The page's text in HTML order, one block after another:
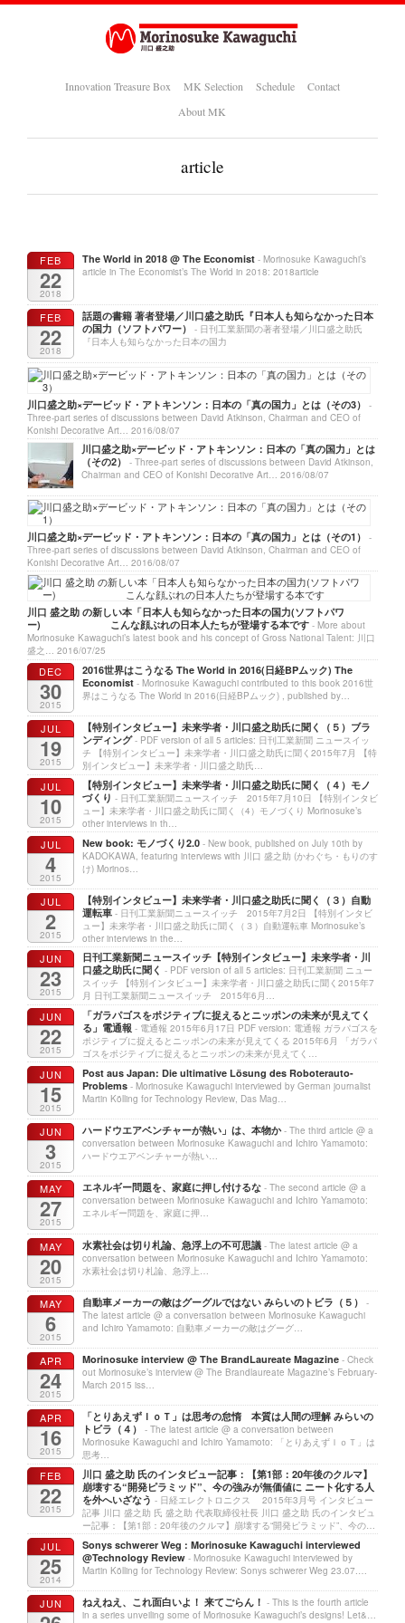
Innovation Treasure Box MK Selection Schedule
Contact
About MK
article
FEB
22
2018
The World in 2018 @ The Economist - Morinosuke Kawaguchi’s
article in The Economist’s The World in 2018: 2018article
FEB
22
2018
話題の書籍 著者登場／川口盛之助氏『日本人も知らなかった日本
の国力（ソフトパワー） - 日刊工業新聞の著者登場／川口盛之助氏
『日本人も知らなかった日本の国力
川口盛之助×デービッド・アトキンソン：日本の「真の国力」とは（その3） -
Three-part series of discussions between David Atkinson, Chairman and CEO of
Konishi Decorative Art…
2016/08/07
川口盛之助×デービッド・アトキンソン：日本の「真の国力」とは
（その2） - Three-part series of discussions between David Atkinson,
Chairman and CEO of Konishi Decorative Art… 2016/08/07
川口盛之助×デービッド・アトキンソン：日本の「真の国力」とは（その1） -
Three-part series of discussions between David Atkinson, Chairman and CEO of
Konishi Decorative Art… 2016/08/07
川口 盛之助 の新しい本「日本人も知らなかった日本の国力(ソフトパワ
ー) こんな顔ぶれの日本人たちが登場する本です - More about
Morinosuke Kawaguchi’s latest book and his concept of Gross National Talent: 川口
盛之… 2016/07/25
DEC
30
2015
2016世界はこうなる The World in 2016(日経BPムック) The
Economist - Morinosuke Kawaguchi contributed to this book 2016世
界はこうなる The World in 2016(日経BPムック) , published by…
JUL
19
2015
【特別インタビュー】未来学者・川口盛之助氏に聞く（５）ブラ
ンディング- PDF version of all 5 articles: 日刊工業新聞 ニュースイッ
チ 【特別インタビュー】未来学者・川口盛之助氏に聞く2015年7月 【特
別インタビュー】未来学者・川口盛之助氏…
JUL
10
2015
【特別インタビュー】未来学者・川口盛之助氏に聞く（４）モノ
づくり - 日刊工業新聞ニュースイッチ 2015年7月10日 【特別インタビ
ュー】未来学者・川口盛之助氏に聞く（4）モノづくり Morinosuke’s
other interviews in th…
JUL
4
2015
New book: モノづくり2.0 - New book, published on July 10th by
KADOKAWA, featuring interviews with 川口 盛之助 (かわぐち・もりのす
け) Morinos…
JUL
2
2015
【特別インタビュー】未来学者・川口盛之助氏に聞く（３）自動
運転車 - 日刊工業新聞ニュースイッチ 2015年7月2日 【特別インタビ
ュー】未来学者・川口盛之助氏に聞く（３）自動運転車 Morinosuke’s
other interviews in the…
JUN
23
2015
日刊工業新聞ニュースイッチ【特別インタビュー】未来学者・川
口盛之助氏に聞く - PDF version of all 5 articles: 日刊工業新聞 ニュー
スイッチ 【特別インタビュー】未来学者・川口盛之助氏に聞く2015年7
月 日刊工業新聞ニュースイッチ 2015年6月…
JUN
22
2015
「ガラパゴスをポジティブに捉えるとニッポンの未来が見えてく
る」電通報 - 電通報 2015年6月17日 PDF version: 電通報 ガラパゴスを
ポジティブに捉えるとニッポンの未来が見えてくる 2015年6月 「ガラパ
ゴスをポジティブに捉えるとニッポンの未来が見えてく…
JUN
15
2015
Post aus Japan: Die ultimative Lösung des Roboterauto-
Problems - Morinosuke Kawaguchi interviewed by German journalist
Martin Kölling for Technology Review, Das Mag…
JUN
3
2015
ハードウエアベンチャーが熱い」は、本物か- The third article @ a
conversation between Morinosuke Kawaguchi and Ichiro Yamamoto:
ハードウエアベンチャーが熱い…
MAY
27
2015
エネルギー問題を、家庭に押し付けるな - The second article @ a
conversation between Morinosuke Kawaguchi and Ichiro Yamamoto:
エネルギー問題を、家庭に押…
MAY
20
2015
水素社会は切り札論、急浮上の不可思議 - The latest article @ a
conversation between Morinosuke Kawaguchi and Ichiro Yamamoto:
水素社会は切り札論、急浮上…
MAY
6
2015
自動車メーカーの敵はグーグルではない みらいのトビラ（５） -
The latest article @ a conversation between Morinosuke Kawaguchi
and Ichiro Yamamoto: 自動車メーカーの敵はグーグ…
APR
24
2015
Morinosuke interview @ The BrandLaureate Magazine - Check
out Morinosuke’s interview @ The Brandlaureate Magazine’s February-
March 2015 iss…
APR
16
2015
「とりあえずＩｏＴ」は思考の怠惰 本質は人間の理解 みらいの
トビラ（４） - The latest article @ a conversation between
Morinosuke Kawaguchi and Ichiro Yamamoto: 「とりあえずＩｏＴ」は
思考…
FEB
22
2015
川口 盛之助 氏のインタビュー記事：【第1部：20年後のクルマ】
崩壊する“開発ピラミッド”、今の強みが無価値に ニート化する人
を外へいざなう - 日経エレクトロニクス 2015年3月号 インタビュー
記事 川口 盛之助 氏 盛之助 代表取締役社長 川口 盛之助 氏のインタビュ
ー記事：【第1部：20年後のクルマ】崩壊する“開発ピラミッド”、今の…
JUL
25
2014
Sonys schwerer Weg : Morinosuke Kawaguchi interviewed
@Technology Review - Morinosuke Kawaguchi interviewed by
Martin Kölling for Technology Review: Sonys schwerer Weg 23.07.…
JUN ねえねえ、これ面白いよ！ 来てごらん！ - This is the fourth article
in a series unveiling some of Morinosuke Kawaguchi’s designs! Let&…